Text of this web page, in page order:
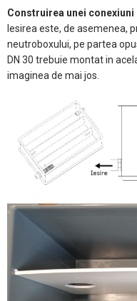
Construirea unei
Iesirea este, de asemenea,
neutroboxului, pe partea
DN 30 trebuie montat in
imaginea de mai jos.